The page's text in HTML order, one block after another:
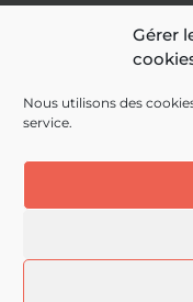
Gérer
Nous utilisons des
service.
Mentions
Politique de